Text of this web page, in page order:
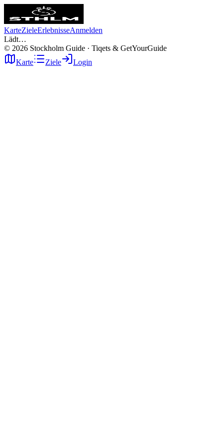
KarteZieleErlebnisseAnmelden
Lädt…
© 2026 Stockholm Guide · Tiqets & GetYourGuide
Karte
Ziele Login